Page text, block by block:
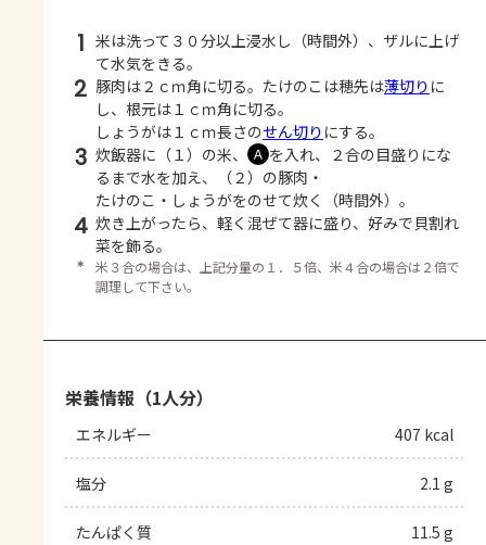
1 米は洗って３０分以上浸水し（時間外）、ザルに上げ
て水気をきる。
2 豚肉は２ｃｍ角に切る。たけのこは穂先は薄切り に
し、根元は１ｃｍ角に切る。
しょうがは１ｃｍ長さのせん切り にする。
3 炊飯器に（１）の米、 Ａ を入れ、２合の目盛りにな
るまで水を加え、（２）の豚肉・
たけのこ・しょうがをのせて炊く（時間外）。
4 炊き上がったら、軽く混ぜて器に盛り、好みで貝割れ
菜を飾る。
＊
米３合の場合は、上記分量の１．５倍、米４合の場合は２倍で
調理して下さい。
栄養情報（1人分）
エネルギー 407 kcal
塩分 2.1 g
たんぱく質 11.5 g